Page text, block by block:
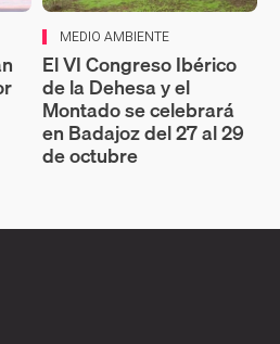
MEDIO AMBIENTE
El VI Congreso Ibérico
de la Dehesa y el
Montado se celebrará
en Badajoz del 27 al 29
de octubre